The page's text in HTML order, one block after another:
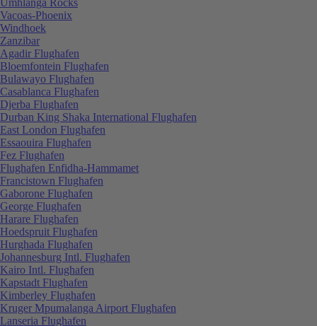
Vacoas-Phoenix
Windhoek
Zanzibar
Agadir Flughafen
Bloemfontein Flughafen
Bulawayo Flughafen
Casablanca Flughafen
Djerba Flughafen
Durban King Shaka International Flughafen
East London Flughafen
Essaouira Flughafen
Fez Flughafen
Flughafen Enfidha-Hammamet
Francistown Flughafen
Gaborone Flughafen
George Flughafen
Harare Flughafen
Hoedspruit Flughafen
Hurghada Flughafen
Johannesburg Intl. Flughafen
Kairo Intl. Flughafen
Kapstadt Flughafen
Kimberley Flughafen
Kruger Mpumalanga Airport Flughafen
Lanseria Flughafen